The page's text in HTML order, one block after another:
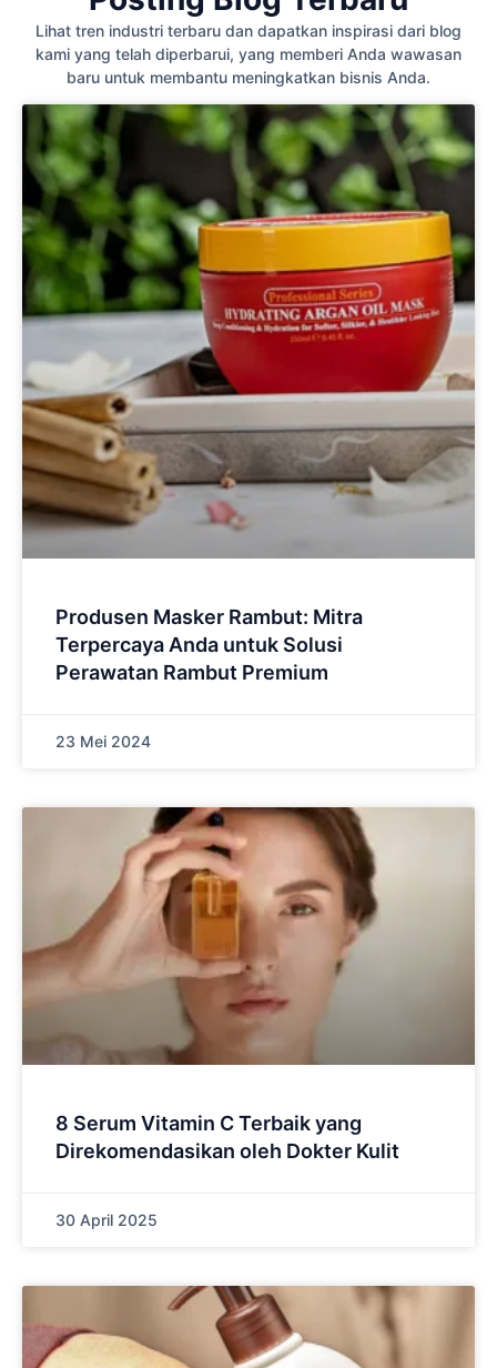
Lihat tren industri terbaru dan dapatkan inspirasi dari blog
kami yang telah diperbarui, yang memberi Anda wawasan
baru untuk membantu meningkatkan bisnis Anda.
Produsen Masker Rambut: Mitra
Terpercaya Anda untuk Solusi
Perawatan Rambut Premium
23 Mei 2024
8 Serum Vitamin C Terbaik yang
Direkomendasikan oleh Dokter Kulit
30 April 2025